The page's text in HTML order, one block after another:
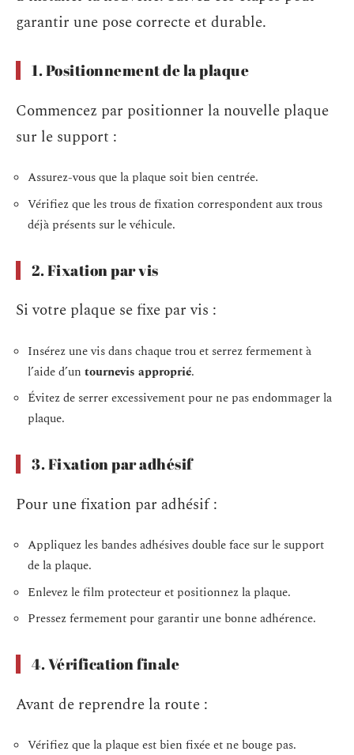
garantir une pose correcte et durable.
1. Positionnement de la plaque
Commencez par positionner la nouvelle plaque
sur le support :
Assurez-vous que la plaque soit bien centrée.
Vérifiez que les trous de fixation correspondent aux trous
déjà présents sur le véhicule.
2. Fixation par vis
Si votre plaque se fixe par vis :
Insérez une vis dans chaque trou et serrez fermement à
l’aide d’un tournevis approprié.
Évitez de serrer excessivement pour ne pas endommager la
plaque.
3. Fixation par adhésif
Pour une fixation par adhésif :
Appliquez les bandes adhésives double face sur le support
de la plaque.
Enlevez le film protecteur et positionnez la plaque.
Pressez fermement pour garantir une bonne adhérence.
4. Vérification finale
Avant de reprendre la route :
Vérifiez que la plaque est bien fixée et ne bouge pas.